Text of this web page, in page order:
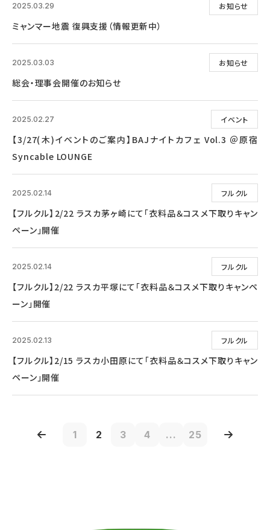
お知らせ
2025.03.29
ミャンマー地震 復興支援（情報更新中）
お知らせ
2025.03.03
総会・理事会開催のお知らせ
イベント
2025.02.27
【3/27(木)イベントのご案内】BAJナイトカフェ Vol.3 ＠原宿
Syncable LOUNGE
フルクル
2025.02.14
【フルクル】2/22 ラスカ茅ヶ崎にて「衣料品＆コスメ下取りキャン
ペーン」開催
フルクル
2025.02.14
【フルクル】2/22 ラスカ平塚にて「衣料品＆コスメ下取りキャンペ
ーン」開催
フルクル
2025.02.13
【フルクル】2/15 ラスカ小田原にて「衣料品＆コスメ下取りキャン
ペーン」開催
1 2 3 4 ... 25